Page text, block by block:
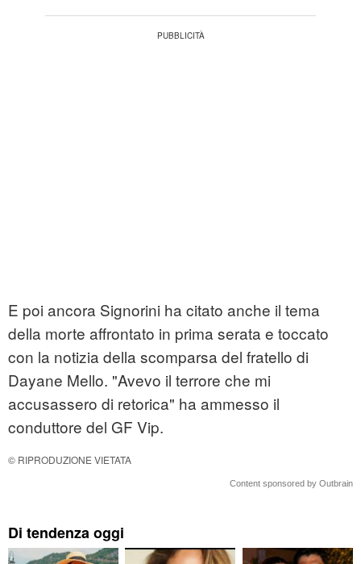
E poi ancora Signorini ha citato anche il tema
della morte affrontato in prima serata e toccato
con la notizia della scomparsa del fratello di
Dayane Mello. "Avevo il terrore che mi
accusassero di retorica" ha ammesso il
conduttore del GF Vip.
© RIPRODUZIONE VIETATA
Content sponsored by Outbrain
Di tendenza oggi